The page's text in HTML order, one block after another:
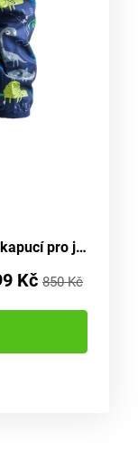
Dětská bunda pro kluka s potiskem a kapucí pro jaro/podzim, Pidilidi, PD1092-04, modrá - velikost 92/98 | 2/3let
Kč 850 Kč